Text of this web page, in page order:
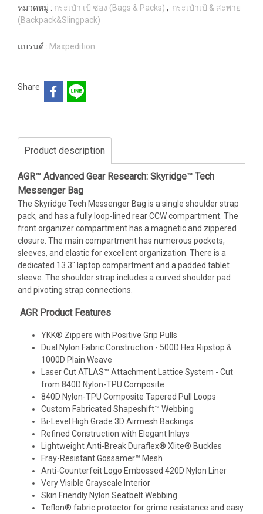
หมวดหมู่ : กระเป๋า เป้ ซอง (Bags & Packs) , กระเป๋าเป้ & สะพาย
(Backpack&Slingpack)
แบรนด์ : Maxpedition
Share
Product description
AGR™ Advanced Gear Research: Skyridge™ Tech
Messenger Bag
The Skyridge Tech Messenger Bag is a single shoulder strap
pack, and has a fully loop-lined rear CCW compartment. The
front organizer compartment has a magnetic and zippered
closure. The main compartment has numerous pockets,
sleeves, and elastic for excellent organization. There is a
dedicated 13.3" laptop compartment and a padded tablet
sleeve. The shoulder strap includes a curved shoulder pad
and pivoting strap connections.
AGR Product Features
YKK® Zippers with Positive Grip Pulls
Dual Nylon Fabric Construction - 500D Hex Ripstop &
1000D Plain Weave
Laser Cut ATLAS™ Attachment Lattice System - Cut
from 840D Nylon-TPU Composite
840D Nylon-TPU Composite Tapered Pull Loops
Custom Fabricated Shapeshift™ Webbing
Bi-Level High Grade 3D Airmesh Backings
Refined Construction with Elegant Inlays
Lightweight Anti-Break Duraflex® Xlite® Buckles
Fray-Resistant Gossamer™ Mesh
Anti-Counterfeit Logo Embossed 420D Nylon Liner
Very Visible Grayscale Interior
Skin Friendly Nylon Seatbelt Webbing
Teflon® fabric protector for grime resistance and easy